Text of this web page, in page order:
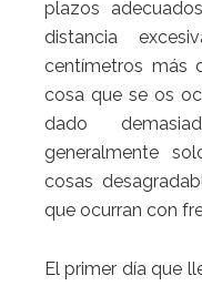
plazos
distancia
centímetros más
cosa que se os
dado
generalmente
cosas
que ocurran con
El primer día que